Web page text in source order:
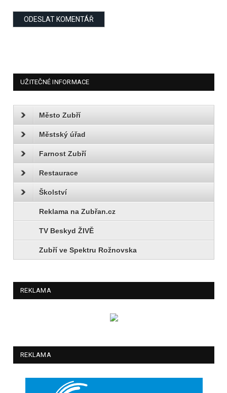
UŽITEČNÉ INFORMACE
Město Zubří
Městský úřad
Farnost Zubří
Restaurace
Školství
Reklama na Zubřan.cz
TV Beskyd ŽIVĚ
Zubří ve Spektru Rožnovska
REKLAMA
REKLAMA